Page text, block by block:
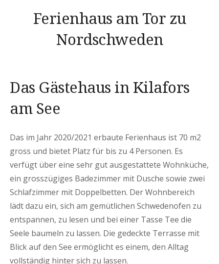
Ferienhaus am Tor zu
Nordschweden
Das Gästehaus in Kilafors
am See
Das im Jahr 2020/2021 erbaute Ferienhaus ist 70 m2
gross und bietet Platz für bis zu 4 Personen. Es
verfügt über eine sehr gut ausgestattete Wohnküche,
ein grosszügiges Badezimmer mit Dusche sowie zwei
Schlafzimmer mit Doppelbetten. Der Wohnbereich
lädt dazu ein, sich am gemütlichen Schwedenofen zu
entspannen, zu lesen und bei einer Tasse Tee die
Seele baumeln zu lassen. Die gedeckte Terrasse mit
Blick auf den See ermöglicht es einem, den Alltag
vollständig hinter sich zu lassen.